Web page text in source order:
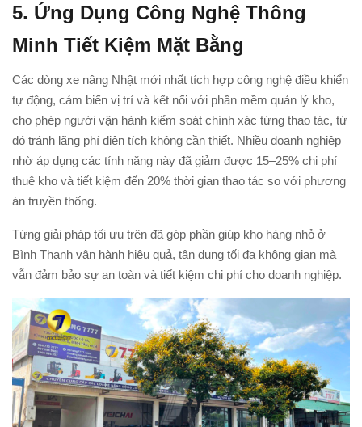
5. Ứng Dụng Công Nghệ Thông
Minh Tiết Kiệm Mặt Bằng
Các dòng xe nâng Nhật mới nhất tích hợp công nghệ điều khiển
tự động, cảm biến vị trí và kết nối với phần mềm quản lý kho,
cho phép người vận hành kiểm soát chính xác từng thao tác, từ
đó tránh lãng phí diện tích không cần thiết. Nhiều doanh nghiệp
nhờ áp dụng các tính năng này đã giảm được 15–25% chi phí
thuê kho và tiết kiệm đến 20% thời gian thao tác so với phương
án truyền thống.
Từng giải pháp tối ưu trên đã góp phần giúp kho hàng nhỏ ở
Bình Thạnh vận hành hiệu quả, tận dụng tối đa không gian mà
vẫn đảm bảo sự an toàn và tiết kiệm chi phí cho doanh nghiệp.